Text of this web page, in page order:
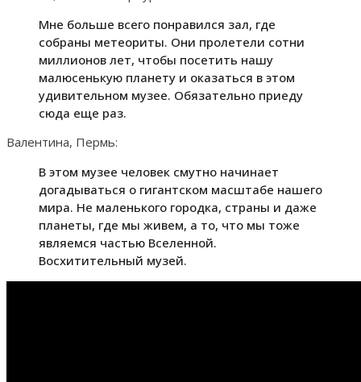
Мне больше всего понравился зал, где
собраны метеориты. Они пролетели сотни
миллионов лет, чтобы посетить нашу
малюсенькую планету и оказаться в этом
удивительном музее. Обязательно приеду
сюда еще раз.
Валентина, Пермь:
В этом музее человек смутно начинает
догадываться о гигантском масштабе нашего
мира. Не маленького городка, страны и даже
планеты, где мы живем, а то, что мы тоже
являемся частью Вселенной.
Восхитительный музей.